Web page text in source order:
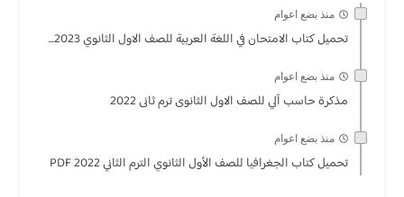
منذ بضع اعوام
تحميل كتاب الامتحان في اللغة العربية للصف الاول الثانوي 2023...
منذ بضع اعوام
مذكرة حاسب آلي للصف الاول الثانوى ترم ثانى 2022
منذ بضع اعوام
تحميل كتاب الجغرافيا للصف الأول الثانوي الترم الثاني 2022 PDF